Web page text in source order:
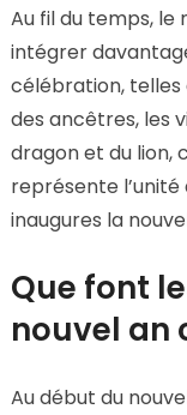
Au fil du temps, le
intégrer
célébration, telles
des ancêtres, les
dragon et du lion,
représente
inaugures la
Que font
nouvel an
Au début du